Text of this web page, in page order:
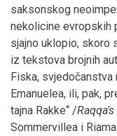
saksonskog
nekolicine evropskih
sjajno uklopio, skoro
iz tekstova brojnih
Fiska,
Emanuelea, ili, pak,
tajna Rakke“ /
Sommervillea i